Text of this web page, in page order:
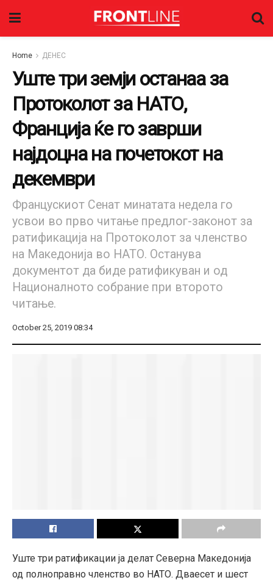
Home ДЕНЕС
Уште три земји останаа за
Протоколот за НАТО,
Франција ќе го заврши
најдоцна на почетокот на
декември
Францускиот Сенат минатата недела го
усвои во прво читање предлог-законот за
ратификација на Протоколот за членство
на Македонија во НАТО. Останува
документот да биде ратификуван и од
Националното собрание при второто
читање.
October 25, 2019 08:34
Уште три ратификации ја делат Северна Македонија
од полноправно членство во НАТО. Дваесет и шест